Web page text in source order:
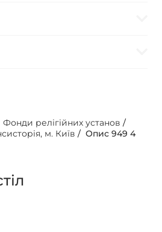
Фонди релігійних установ /
м. Київ / Опис 949 4